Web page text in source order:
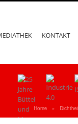
KONTAKT
Home »